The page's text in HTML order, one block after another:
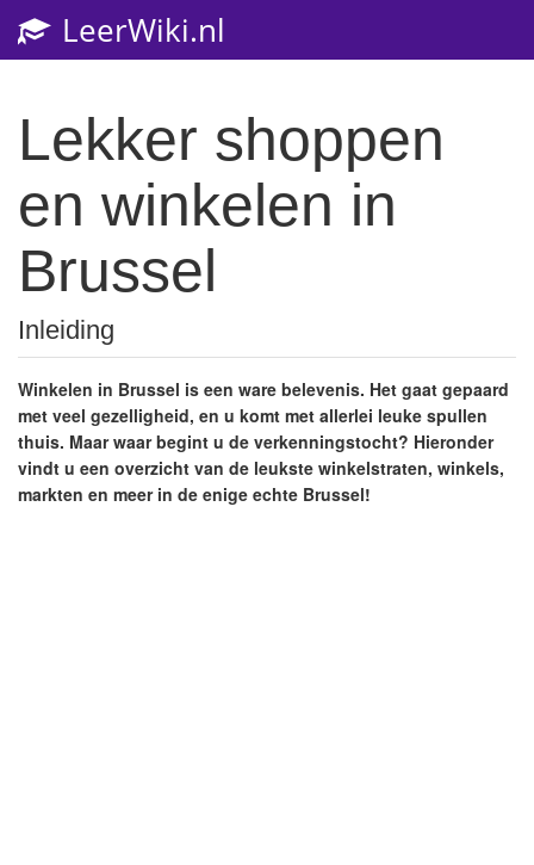
LeerWiki.nl
Lekker shoppen
en winkelen in
Brussel
Inleiding
Winkelen in Brussel is een ware belevenis. Het gaat gepaard
met veel gezelligheid, en u komt met allerlei leuke spullen
thuis. Maar waar begint u de verkenningstocht? Hieronder
vindt u een overzicht van de leukste winkelstraten, winkels,
markten en meer in de enige echte Brussel!